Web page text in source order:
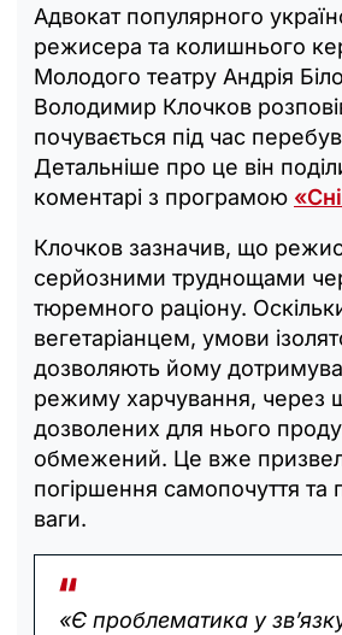
Адвокат популярного
режисера та колишнього
Молодого театру Андрія
Володимир Клочков
почувається під час
Детальніше про це він
коментарі з програмою
Клочков зазначив, що
серйозними труднощами
тюремного раціону.
вегетаріанцем, умови
дозволяють йому
режиму харчування, через
дозволених для нього
обмежений. Це вже
погіршення самопочуття та
ваги.
«Є проблематика у